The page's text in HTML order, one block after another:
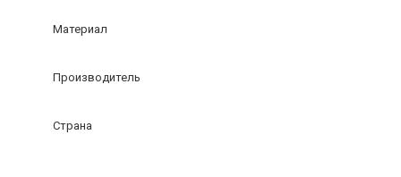
Материал
Производитель
Страна